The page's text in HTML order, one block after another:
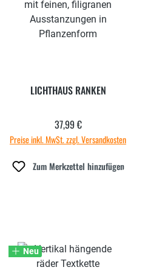
LICHTHAUS RANKEN
Regulärer Preis:
37,99 €
Preise inkl. MwSt. zzgl. Versandkosten
Zum Merkzettel hinzufügen
Neu